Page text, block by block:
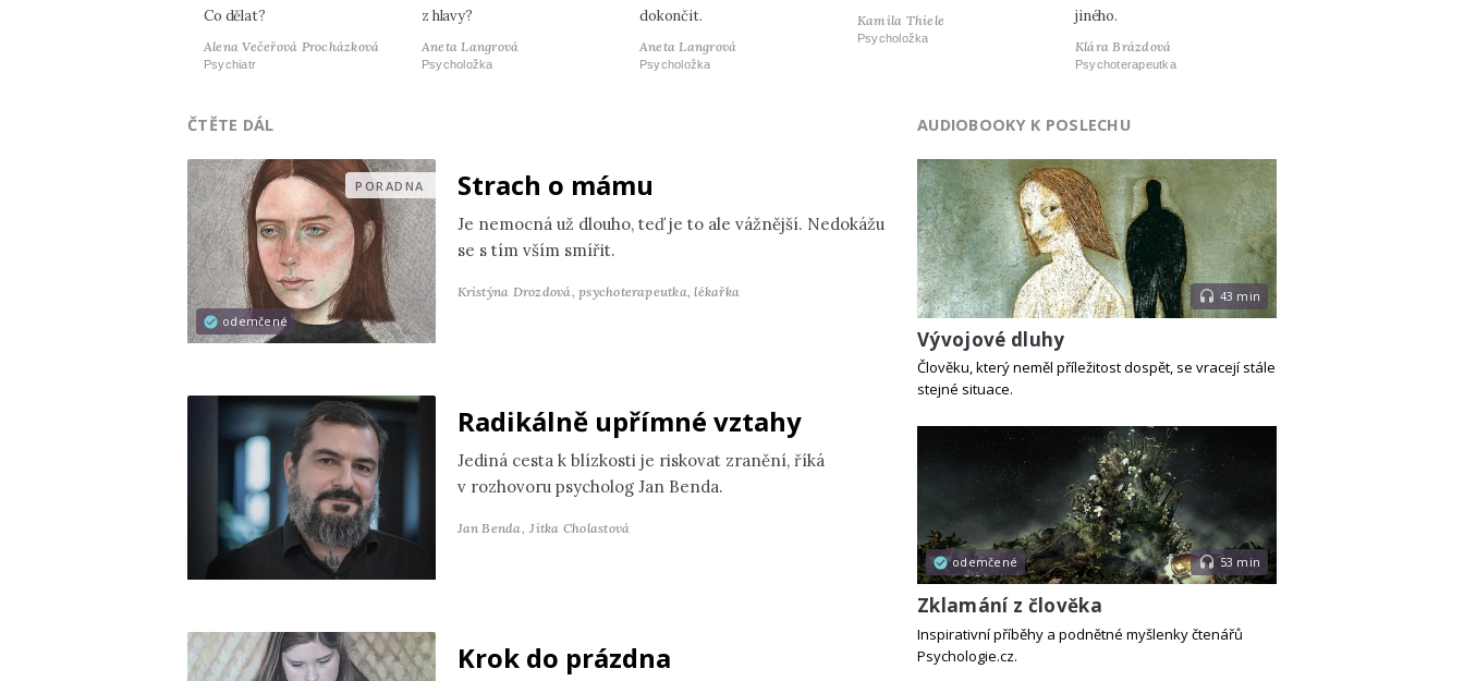
Co dělat?
Alena Večeřová Procházková
Psychiatr
z hlavy?
Aneta Langrová
Psycholožka
dokončit.
Aneta Langrová
Psycholožka
Kamila Thiele
Psycholožka
jiného.
Klára Brázdová
Psychoterapeutka
ČTĚTE DÁL
odemčené
PORADNA Strach o mámu
Je nemocná už dlouho, teď je to ale vážnější. Nedokážu
se s tím vším smířit.
Kristýna Drozdová,psychoterapeutka, lékařka
Radikálně upřímné vztahy
Jediná cesta k blízkosti je riskovat zranění, říká
v rozhovoru psycholog Jan Benda.
Jan Benda, Jitka Cholastová
Krok do prázdna
AUDIOBOOKY K POSLECHU
43 min
Vývojové dluhy
Člověku, který neměl příležitost dospět, se vracejí stále
stejné situace.
odemčené 53 min
Zklamání z člověka
Inspirativní příběhy a podnětné myšlenky čtenářů
Psychologie.cz.